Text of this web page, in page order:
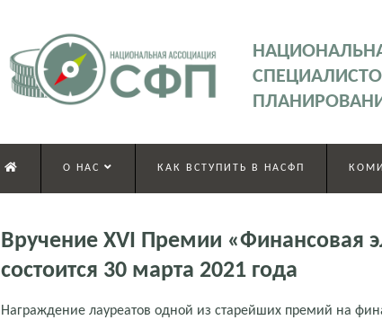
О НАС КАК ВСТУПИТЬ В НАСФП
Вручение XVI Премии «Финансовая
состоится 30 марта 2021 года
Награждение лауреатов одной из старейших премий на